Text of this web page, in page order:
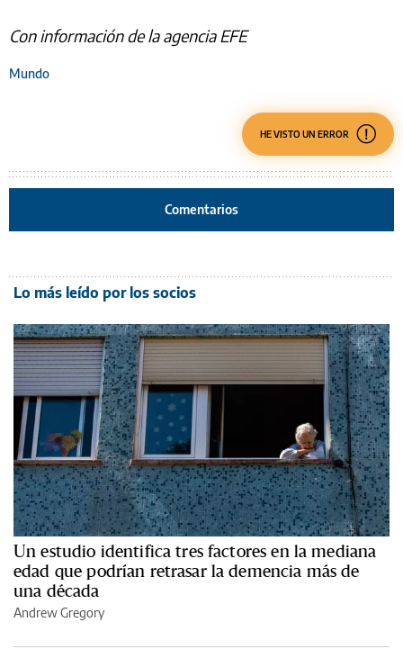
Con información de la agencia EFE
Mundo
HE VISTO UN ERROR
Comentarios
Lo más leído por los socios
Un estudio identifica tres factores en la mediana
edad que podrían retrasar la demencia más de
una década
Andrew Gregory